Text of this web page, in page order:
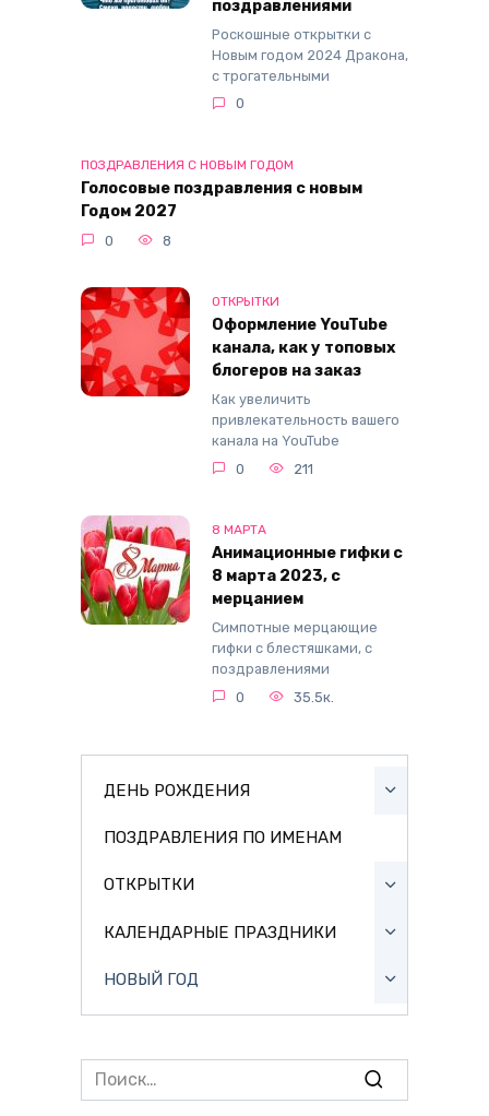
поздравлениями
Роскошные открытки с
Новым годом 2024 Дракона,
с трогательными
0
ПОЗДРАВЛЕНИЯ С НОВЫМ ГОДОМ
Голосовые поздравления с новым
Годом 2027
0 8
ОТКРЫТКИ
Оформление YouTube
канала, как у топовых
блогеров на заказ
Как увеличить
привлекательность вашего
канала на YouTube
0
211
8 МАРТА
Анимационные гифки с
8 марта 2023, с
мерцанием
Симпотные мерцающие
гифки с блестяшками, с
поздравлениями
0
35.5к.
ДЕНЬ РОЖДЕНИЯ
ПОЗДРАВЛЕНИЯ ПО ИМЕНАМ
ОТКРЫТКИ
КАЛЕНДАРНЫЕ ПРАЗДНИКИ
НОВЫЙ ГОД
Search
for: